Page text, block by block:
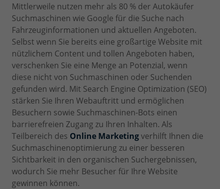
Mittlerweile nutzen mehr als 80 % der Autokäufer
Suchmaschinen wie Google für die Suche nach
Fahrzeuginformationen und aktuellen Angeboten.
Selbst wenn Sie bereits eine großartige Website mit
nützlichem Content und tollen Angeboten haben,
verschenken Sie eine Menge an Potenzial, wenn
diese nicht von Suchmaschinen oder Suchenden
gefunden wird. Mit Search Engine Optimization (SEO)
stärken Sie Ihren Webauftritt und ermöglichen
Besuchern sowie Suchmaschinen-Bots einen
barrierefreien Zugang zu Ihren Inhalten. Als
Teilbereich des Online Marketingverhilft Ihnen die
Suchmaschinenoptimierung zu einer besseren
Sichtbarkeit in den organischen Suchergebnissen,
wodurch Sie mehr Besucher für Ihre Website
gewinnen können.